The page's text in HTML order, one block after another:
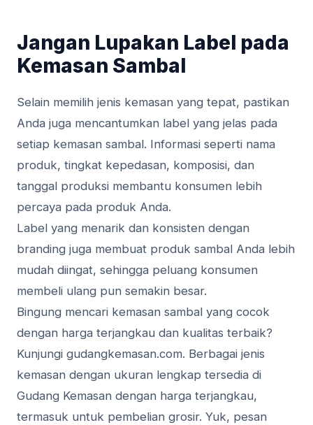
Jangan Lupakan Label pada
Kemasan Sambal
Selain memilih jenis kemasan yang tepat, pastikan
Anda juga mencantumkan label yang jelas pada
setiap kemasan sambal. Informasi seperti nama
produk, tingkat kepedasan, komposisi, dan
tanggal produksi membantu konsumen lebih
percaya pada produk Anda.
Label yang menarik dan konsisten dengan
branding juga membuat produk sambal Anda lebih
mudah diingat, sehingga peluang konsumen
membeli ulang pun semakin besar.
Bingung mencari kemasan sambal yang cocok
dengan harga terjangkau dan kualitas terbaik?
Kunjungi gudangkemasan.com. Berbagai jenis
kemasan dengan ukuran lengkap tersedia di
Gudang Kemasan dengan harga terjangkau,
termasuk untuk pembelian grosir. Yuk, pesan